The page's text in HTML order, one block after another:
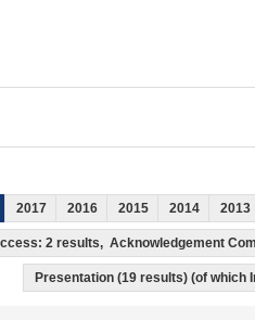
2017 2016 2015 2014 2013
2 results, Acknowledgement
Presentation (19 results) (of which